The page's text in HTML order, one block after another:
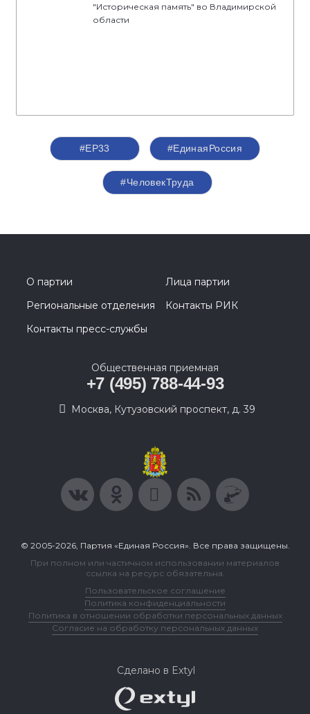
"Историческая память" во Владимирской
области
#ЕР33 #‎ЕдинаяРоссия
#ЧеловекТруда
О партии
Лица партии
Региональные отделения
Контакты РИК
Контакты пресс-службы
Общественная приемная
+7 (495) 788-44-93
Москва, Кутузовский проспект, д. 39
© 2005-2026, Партия «Единая Россия». Все права защищены.
При полном или частичном использовании материалов
ссылка на ресурс обязательна.
Пользовательское соглашение
Политика конфиденциальности
Политика в отношении обработки персональных данных
Согласие на обработку персональных данных
Сделано в Extyl